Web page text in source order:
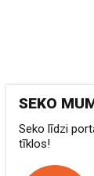
SEKO
Seko līdzi
tīklos!